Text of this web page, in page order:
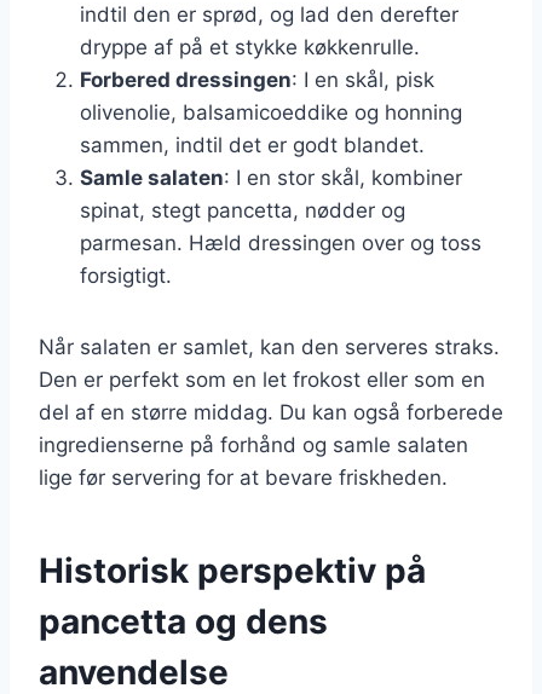
indtil den er sprød, og lad den derefter
dryppe af på et stykke køkkenrulle.
Forbered dressingen: I en skål, pisk
olivenolie, balsamicoeddike og honning
sammen, indtil det er godt blandet.
Samle salaten: I en stor skål, kombiner
spinat, stegt pancetta, nødder og
parmesan. Hæld dressingen over og toss
forsigtigt.
Når salaten er samlet, kan den serveres straks.
Den er perfekt som en let frokost eller som en
del af en større middag. Du kan også forberede
ingredienserne på forhånd og samle salaten
lige før servering for at bevare friskheden.
Historisk perspektiv på
pancetta og dens
anvendelse